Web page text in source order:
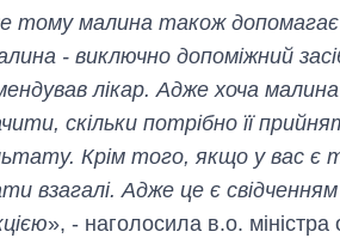
тому малина також
- виключно допоміжний
лікар. Адже хоча
скільки потрібно її
Крім того, якщо у вас є
взагалі. Адже це є
», - наголосила в.о.